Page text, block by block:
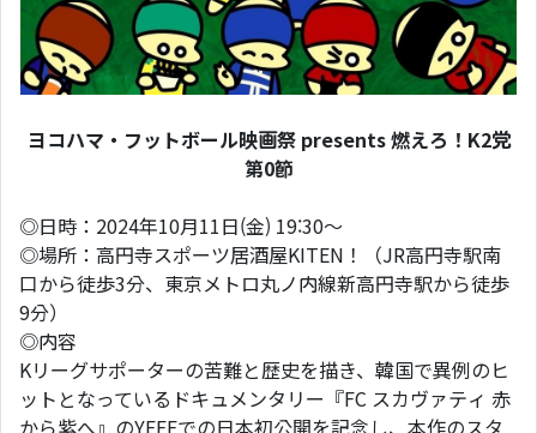
ヨコハマ・フットボール映画祭 presents 燃えろ！K2党
第0節
◎日時：2024年10月11日(金) 19:30～
◎場所：高円寺スポーツ居酒屋KITEN！（JR高円寺駅南
口から徒歩3分、東京メトロ丸ノ内線新高円寺駅から徒歩
9分）
◎内容
Kリーグサポーターの苦難と歴史を描き、韓国で異例のヒ
ットとなっているドキュメンタリー『FC スカヴァティ 赤
から紫へ』のYFFFでの日本初公開を記念し、本作のスタ